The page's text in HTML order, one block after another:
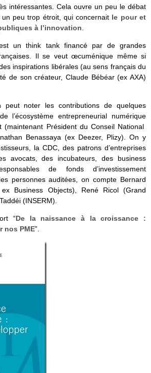
intéressantes. Cela ouvre un peu le débat
peu trop étroit, qui concernait le pour et
à l’innovation
est un think tank financé par de grandes
Il se veut œcuménique même si
inspirations libérales (au sens français du
de son créateur, Claude Bébéar (ex AXA)
peut noter les contributions de quelques
l’écosystème entrepreneurial numérique
(maintenant Président du Conseil National
Benassaya (ex Deezer, Plizy). On y
la CDC, des patrons d’entreprises
avocats, des incubateurs, des business
de fonds d’investissement
personnes auditées, on compte Bernard
Business Objects), René Ricol (Grand
(INSERM).
“De la naissance à la croissance :
nos PME”.